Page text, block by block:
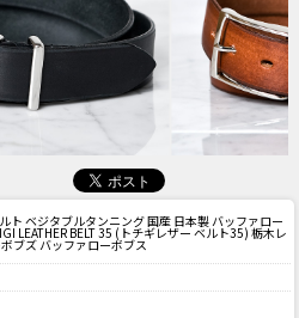
ベジタブルタンニング 国産 日本製 バッファロー
LEATHER BELT 35 (トチギレザー ベルト35) 栃木レ
ブズ バッファローボブス